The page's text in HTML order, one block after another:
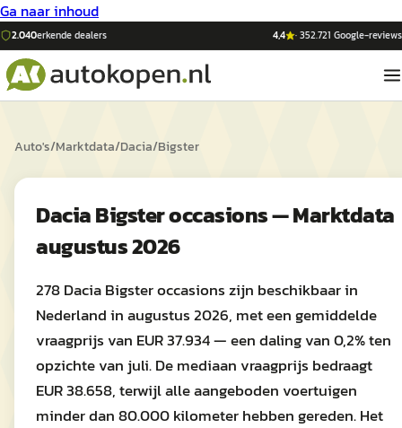
Ga naar inhoud
2.040erkende dealers 4,4 ·352.721 Google-reviews
Auto's/Marktdata/Dacia/Bigster
Dacia Bigster occasions — Marktdata
augustus 2026
278 Dacia Bigster occasions zijn beschikbaar in
Nederland in augustus 2026, met een gemiddelde
vraagprijs van EUR 37.934 — een daling van 0,2% ten
opzichte van juli. De mediaan vraagprijs bedraagt
EUR 38.658, terwijl alle aangeboden voertuigen
minder dan 80.000 kilometer hebben gereden. Het